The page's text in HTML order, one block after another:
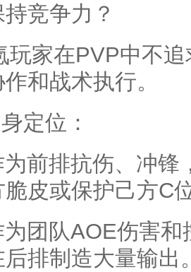
竞争力？
玩家在PVP中不
和战术执行。
定位：
前排抗伤、冲锋
皮或保护己方C
团队AOE伤害
排制造大量输出